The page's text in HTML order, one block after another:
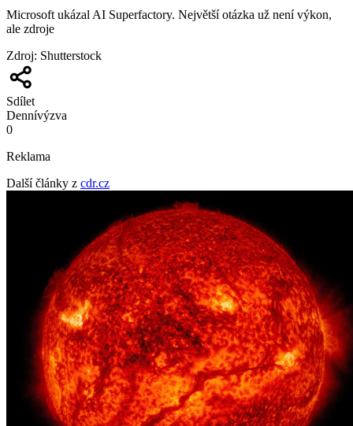
Microsoft ukázal AI Superfactory. Největší otázka už není výkon,
ale zdroje
Zdroj: Shutterstock
Sdílet
Dennívýzva
0
Reklama
Další články z cdr.cz